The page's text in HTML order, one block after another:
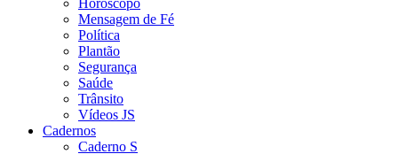
Horóscopo
Mensagem de Fé
Política
Plantão
Segurança
Saúde
Trânsito
Vídeos JS
Cadernos
Caderno S